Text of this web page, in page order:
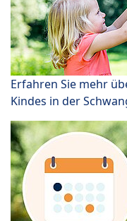
Erfahren Sie mehr
Kindes in der